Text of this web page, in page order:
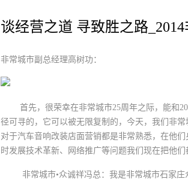
谈经营之道 寻致胜之路
非常城市副总经理高树功：
首先，很荣幸在非常城市25周年之际，能和
径可寻的，它可以被无限复制的，今天，我们非
对于汽车音响改装店面营销都是非常熟悉，在他
时发展技术革新、网络推广等问题我们现在把他们
非常城市•众诚祥冯总：我是非常城市石家庄